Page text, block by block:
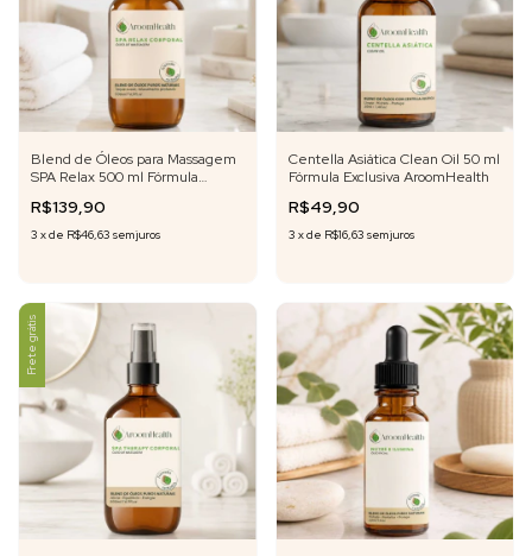
Blend de Óleos para Massagem
SPA Relax 500 ml Fórmula
R$139,90
3 xde R$46,63 sem juros
Centella Asiática Clean Oil 50 ml
Fórmula Exclusiva AroomHealth
R$49,90
3 xde R$16,63 sem juros
Frete grátis